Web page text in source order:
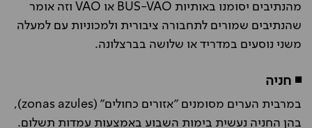
מהנתיבים יסומנו באותיות BUS-VAO או VAO וזה אומר
שהנתיבים שמורים לתחבורה ציבורית ולמכוניות עם למעלה
משני נוסעים במדריד או שלושה בברצלונה.
◾ חניה
במרבית הערים מסומנים "אזורים כחולים" (zonas azules),
בהן החניה נעשית בימות השבוע באמצעות עמדות תשלום.